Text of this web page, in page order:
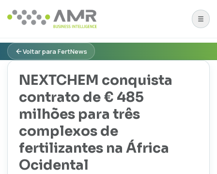
Voltar para FertNews
NEXTCHEM conquista
contrato de € 485
milhões para três
complexos de
fertilizantes na África
Ocidental